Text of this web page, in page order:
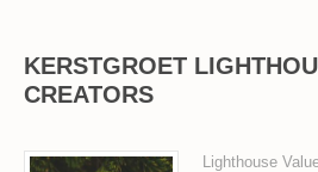
KERSTGROET
CREATORS
Lighthouse